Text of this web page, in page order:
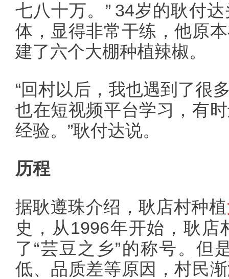
七八十万。” 34岁的耿付
体，显得非常干练，他原
建了六个大棚种植辣椒。
“回村以后，我也遇到了很
也在短视频平台学习，有
经验。”耿付达说。
历程
据耿遵珠介绍，耿店村种植
史，从1996年开始，耿
了“芸豆之乡”的称号。但
低、品质差等原因，村民